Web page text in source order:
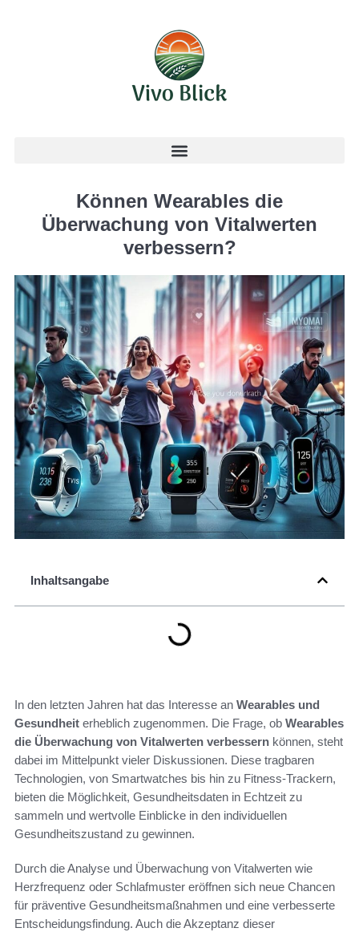
Können Wearables die
Überwachung von Vitalwerten
verbessern?
Inhaltsangabe
In den letzten Jahren hat das Interesse an Wearables und
Gesundheit erheblich zugenommen. Die Frage, ob Wearables
die Überwachung von Vitalwerten verbessern können, steht
dabei im Mittelpunkt vieler Diskussionen. Diese tragbaren
Technologien, von Smartwatches bis hin zu Fitness-Trackern,
bieten die Möglichkeit, Gesundheitsdaten in Echtzeit zu
sammeln und wertvolle Einblicke in den individuellen
Gesundheitszustand zu gewinnen.
Durch die Analyse und Überwachung von Vitalwerten wie
Herzfrequenz oder Schlafmuster eröffnen sich neue Chancen
für präventive Gesundheitsmaßnahmen und eine verbesserte
Entscheidungsfindung. Auch die Akzeptanz dieser